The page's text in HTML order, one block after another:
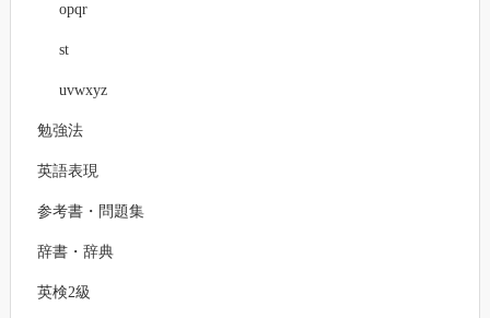
opqr
st
uvwxyz
勉強法
英語表現
参考書・問題集
辞書・辞典
英検2級